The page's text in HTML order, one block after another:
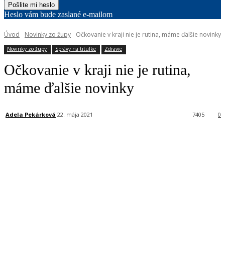
Heslo vám bude zaslané e-mailom
Úvod Novinky zo župy Očkovanie v kraji nie je rutina, máme ďalšie novinky
Novinky zo župy Správy na titulke Zdravie
Očkovanie v kraji nie je rutina,
máme ďalšie novinky
Adela Pekárková 22. mája 2021 0
7405